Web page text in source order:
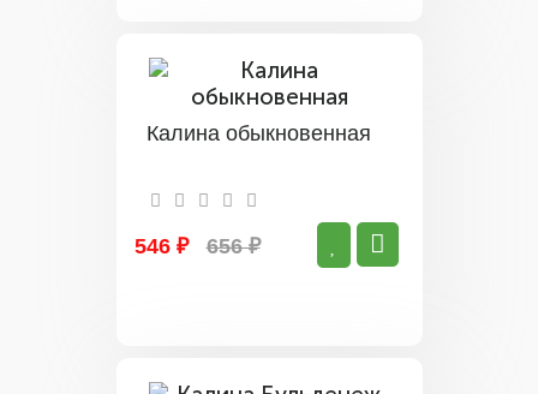
Калина обыкновенная
546 ₽ 656 ₽